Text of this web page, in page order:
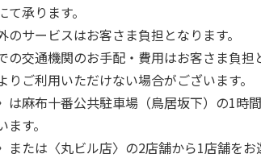
トフミセレクト
宮城・塩竃］亀
司 ランチ／デ
羽国際ホテル ペア
知・名古屋
承ります。
サービスはお客さま負担となります。
の交通機関のお手配・費用はお客さま負担
ご利用いただけない場合がございます。
は麻布十番公共駐車場（鳥居坂下）の1時
ます。
または〈丸ビル店〉の2店舗から1店舗をお